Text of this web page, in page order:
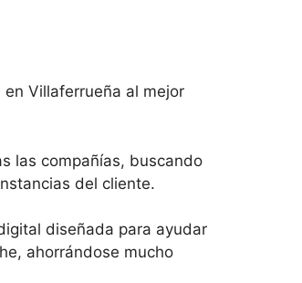
Villaferrueña al mejor
las compañías, buscando
del cliente.
diseñada para ayudar
ahorrándose mucho